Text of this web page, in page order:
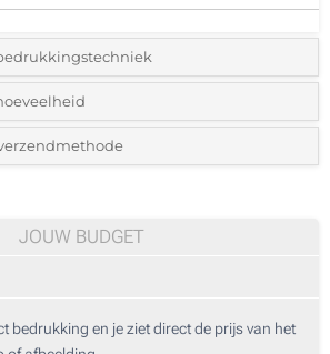
en kleuren van het logo:
voeg het gewenste aantal in
JOUW BUDGET
bedrukking en je ziet direct de prijs van het